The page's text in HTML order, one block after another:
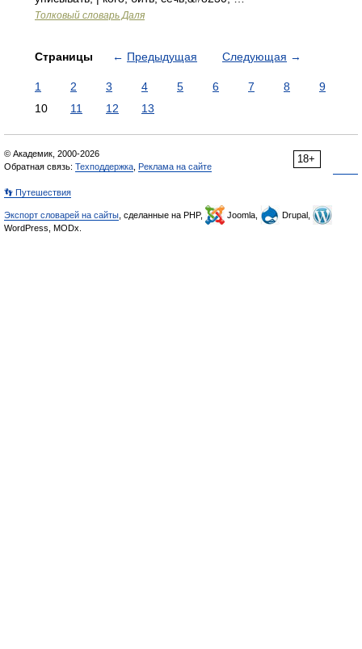
Толковый словарь Даля
Страницы ← Предыдущая Следующая →
1 2 3 4 5 6 7 8
9
10
11 12 13
18+
© Академик, 2000-2026
Обратная связь: Техподдержка Реклама на сайте
👣 Путешествия
Экспорт словарей на сайты , сделанные на PHP, Joomla,
Drupal,
WordPress, MODx.